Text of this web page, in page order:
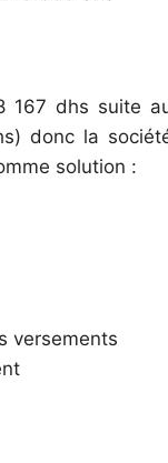
167 dhs suite
donc la
solution :
versements